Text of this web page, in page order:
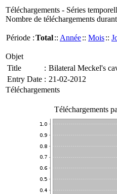
Téléchargements - Séries
Nombre de téléchargements
Période :Total:: Année:: Mois::
Objet
Title
: Bilateral Meckel's
Entry Date : 21-02-2012
Téléchargements
Téléchargements